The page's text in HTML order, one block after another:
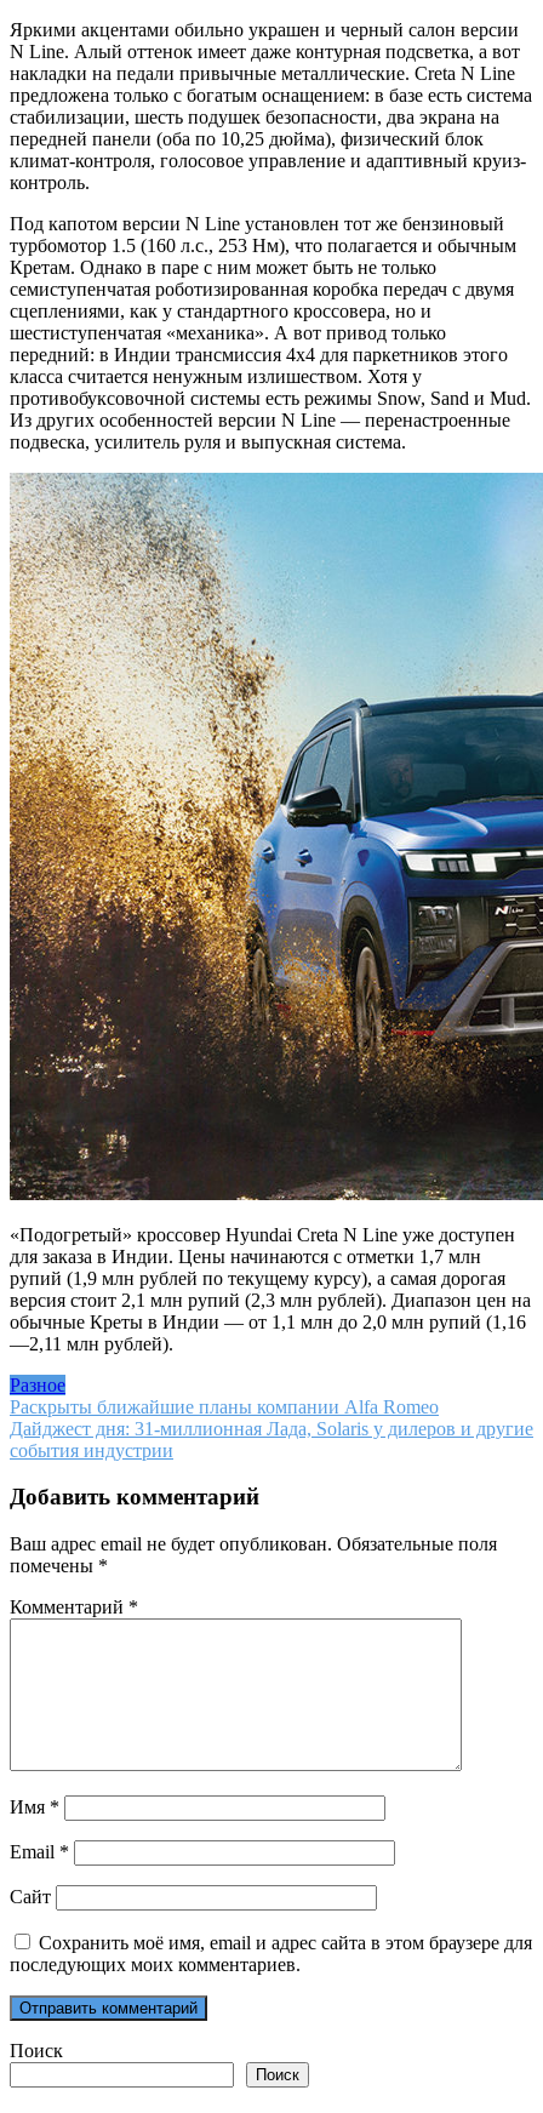
Яркими акцентами обильно украшен и черный салон версии
N Line. Алый оттенок имеет даже контурная подсветка, а вот
накладки на педали привычные металлические. Creta N Line
предложена только с богатым оснащением: в базе есть система
стабилизации, шесть подушек безопасности, два экрана на
передней панели (оба по 10,25 дюйма), физический блок
климат-контроля, голосовое управление и адаптивный круиз-
контроль.
Под капотом версии N Line установлен тот же бензиновый
турбомотор 1.5 (160 л.с., 253 Нм), что полагается и обычным
Кретам. Однако в паре с ним может быть не только
семиступенчатая роботизированная коробка передач с двумя
сцеплениями, как у стандартного кроссовера, но и
шестиступенчатая «механика». А вот привод только
передний: в Индии трансмиссия 4х4 для паркетников этого
класса считается ненужным излишеством. Хотя у
противобуксовочной системы есть режимы Snow, Sand и Mud.
Из других особенностей версии N Line — перенастроенные
подвеска, усилитель руля и выпускная система.
«Подогретый» кроссовер Hyundai Creta N Line уже доступен
для заказа в Индии. Цены начинаются с отметки 1,7 млн
рупий (1,9 млн рублей по текущему курсу), а самая дорогая
версия стоит 2,1 млн рупий (2,3 млн рублей). Диапазон цен на
обычные Креты в Индии — от 1,1 млн до 2,0 млн рупий (1,16
—2,11 млн рублей).
Разное
Навигация
по
Раскрыты ближайшие планы компании Alfa Romeo
Дайджест дня: 31-миллионная Лада, Solaris у дилеров и другие
события индустрии
Добавить комментарий
Ваш адрес email не будет опубликован. Обязательные поля
помечены *
Комментарий *
Имя *
Email *
Сайт
Сохранить моё имя, email и адрес сайта в этом браузере для
последующих моих комментариев.
Поиск
Поиск